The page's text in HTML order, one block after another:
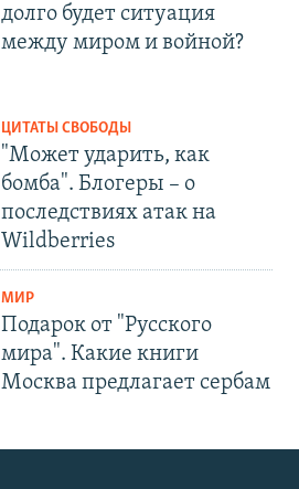
долго будет ситуация
между миром и войной?
ЦИТАТЫ СВОБОДЫ
"Может ударить, как
бомба". Блогеры – о
последствиях атак на
Wildberries
МИР
Подарок от "Русского
мира". Какие книги
Москва предлагает сербам